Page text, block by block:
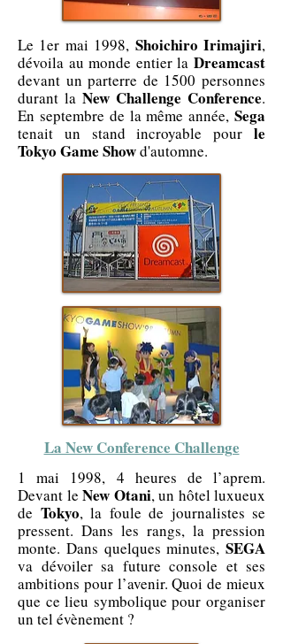
Le 1er mai 1998, Shoichiro Irimajiri,
dévoila au monde entier la Dreamcast
devant un parterre de 1500 personnes
durant la New Challenge Conference.
En septembre de la même année, Sega
tenait un stand incroyable pour le
Tokyo Game Showd'automne.
La New Conference Challenge
1 mai 1998, 4 heures de l’aprem.
Devant le New Otani, un hôtel luxueux
de Tokyo, la foule de journalistes se
pressent. Dans les rangs, la pression
monte. Dans quelques minutes, SEGA
va dévoiler sa future console et ses
ambitions pour l’avenir. Quoi de mieux
que ce lieu symbolique pour organiser
un tel évènement ?